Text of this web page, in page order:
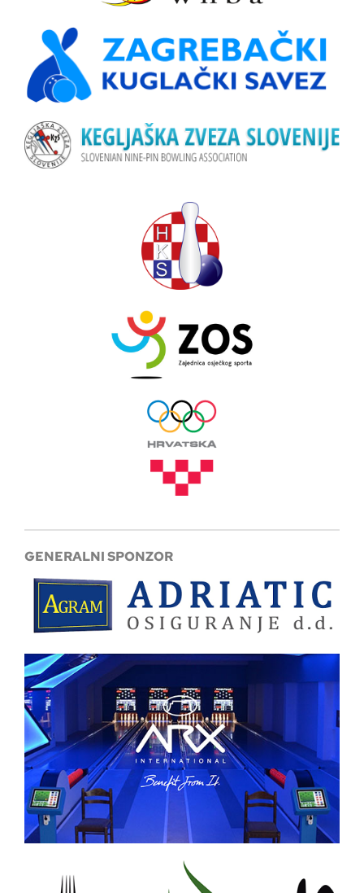
GENERALNI SPONZOR